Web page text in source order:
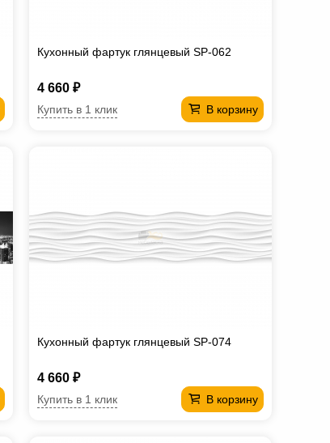
Кухонный фартук глянцевый SP-062
4 660 ₽
В корзину
Купить в 1 клик
Кухонный фартук глянцевый SP-074
4 660 ₽
В корзину
Купить в 1 клик